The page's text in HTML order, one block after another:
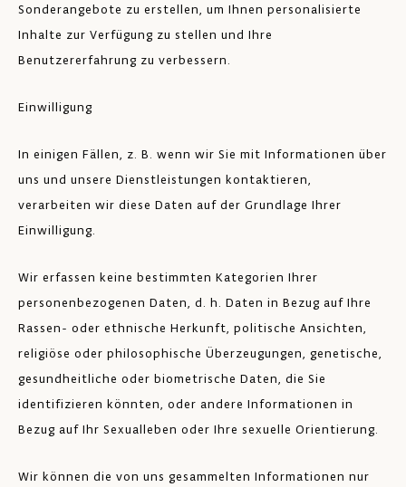
Sonderangebote zu erstellen, um Ihnen personalisierte
Inhalte zur Verfügung zu stellen und Ihre
Benutzererfahrung zu verbessern.
Einwilligung
In einigen Fällen, z. B. wenn wir Sie mit Informationen über
uns und unsere Dienstleistungen kontaktieren,
verarbeiten wir diese Daten auf der Grundlage Ihrer
Einwilligung.
Wir erfassen keine bestimmten Kategorien Ihrer
personenbezogenen Daten, d. h. Daten in Bezug auf Ihre
Rassen- oder ethnische Herkunft, politische Ansichten,
religiöse oder philosophische Überzeugungen, genetische,
gesundheitliche oder biometrische Daten, die Sie
identifizieren könnten, oder andere Informationen in
Bezug auf Ihr Sexualleben oder Ihre sexuelle Orientierung.
Wir können die von uns gesammelten Informationen nur